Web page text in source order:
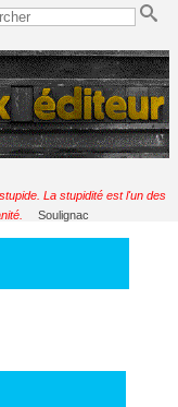
La stupidité est l'un des
Soulignac